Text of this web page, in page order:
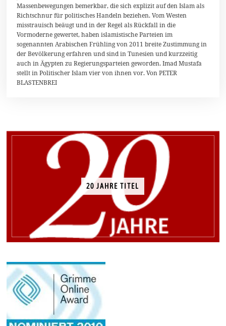
e
z
m
b
e
r
2
0
1
Massenbewegungen bemerkbar, die sich explizit auf den Islam als
Richtschnur für politisches Handeln beziehen. Vom Westen
misstrauisch beäugt und in der Regel als Rückfall in die
Vormoderne gewertet, haben islamistische Parteien im
sogenannten Arabischen Frühling von 2011 breite Zustimmung in
der Bevölkerung erfahren und sind in Tunesien und kurzzeitig
auch in Ägypten zu Regierungsparteien geworden. Imad Mustafa
stellt in Politischer Islam vier von ihnen vor. Von PETER
BLASTENBREI
20 JAHRE TITEL